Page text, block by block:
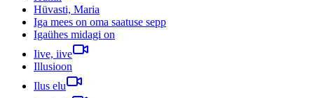
Hüvasti, Maria
Iga mees on oma saatuse sepp
Igaühes midagi on
Iive, iive
Illusioon
Ilus elu